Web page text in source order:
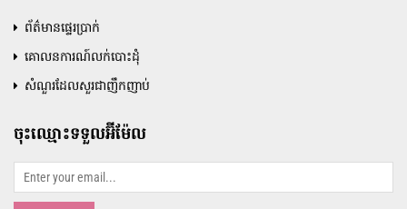
ព័ត៌មានផ្ទេរប្រាក់
គោលនការណ៍លក់បោះដុំ
សំណួរដែលសួរជាញឹកញាប់
ចុះឈ្មោះទទួលអ៊ីម៉ែល